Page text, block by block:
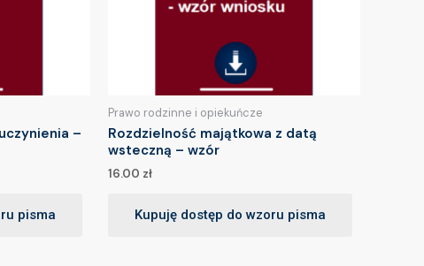
–
pisma
Prawo rodzinne i opiekuńcze
Rozdzielność majątkowa z datą
wsteczną – wzór
16.00 zł
Kupuję dostęp do wzoru pisma